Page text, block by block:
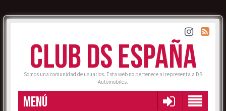
CLUB DS ESPAÑA
Somos una comunidad de usuarios. Esta web no pertenece ni representa a DS
Automobiles.
MENÚ